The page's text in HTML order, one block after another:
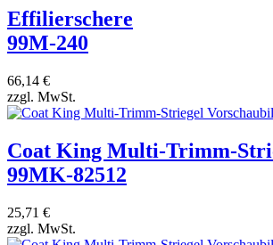
Effilierschere
99M-240
66,14 €
zzgl. MwSt.
Coat King Multi-Trimm-
99MK-82512
25,71 €
zzgl. MwSt.